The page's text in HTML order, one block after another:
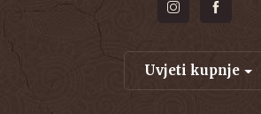
Uvjeti kupnje